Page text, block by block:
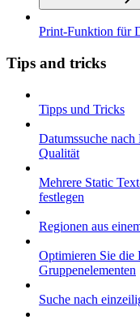
Print-Funktion für
Tips and tricks
Tipps und Tricks
Datumssuche
Qualität
Mehrere Static
festlegen
Regionen aus
Optimieren Sie die
Gruppenelementen
Suche nach